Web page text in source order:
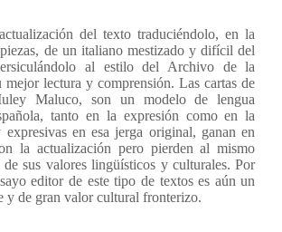
del texto traduciéndolo, en la
de un italiano mestizado y difícil del
al estilo del Archivo de la
mejor lectura y comprensión. Las cartas de
Maluco, son un modelo de lengua
tanto en la expresión como en la
en esa jerga original, ganan en
la actualización pero pierden al mismo
sus valores lingüísticos y culturales. Por
editor de este tipo de textos es aún un
y de gran valor cultural fronterizo.